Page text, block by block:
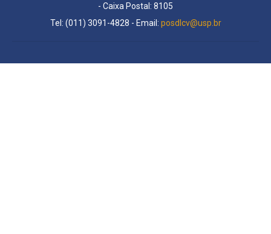
- Caixa Postal: 8105
Tel: (011) 3091-4828 - Email: posdlcv@usp.br